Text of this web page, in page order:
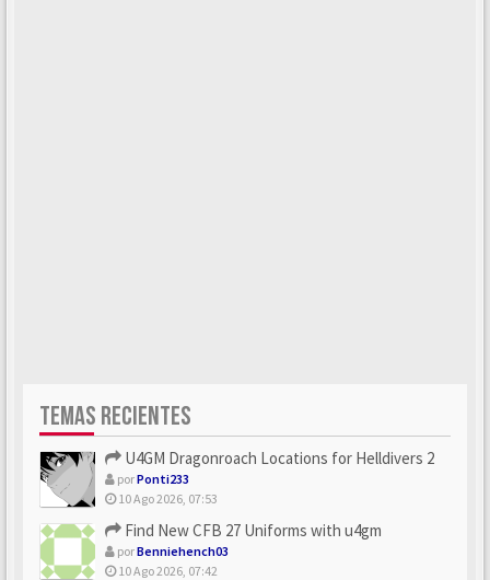
TEMAS RECIENTES
U4GM Dragonroach Locations for Helldivers 2
porPonti233
10 Ago 2026, 07:53
Find New CFB 27 Uniforms with u4gm
porBenniehench03
10 Ago 2026, 07:42